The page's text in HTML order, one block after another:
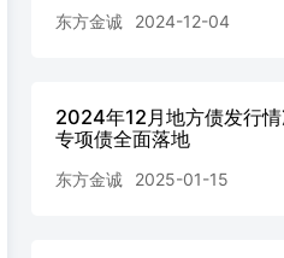
东方金诚 2024-12-04
2024年12月地方债发行
专项债全面落地
东方金诚 2025-01-15